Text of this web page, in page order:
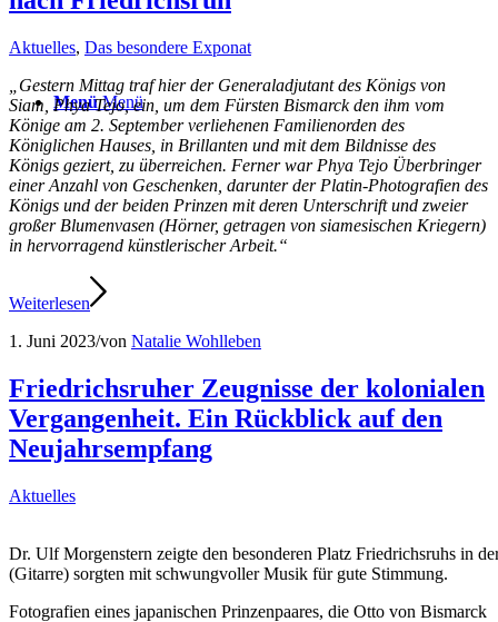
Menü Menü
Aktuelles, Das besondere Exponat
„Gestern Mittag traf hier der Generaladjutant des Königs von
Siam, Phya Tejo, ein, um dem Fürsten Bismarck den ihm vom
Könige am 2. September verliehenen Familienorden des
Königlichen Hauses, in Brillanten und mit dem Bildnisse des
Königs geziert, zu überreichen. Ferner war Phya Tejo Überbringer
einer Anzahl von Geschenken, darunter der Platin-Photografien des
Königs und der beiden Prinzen mit deren Unterschrift und zweier
großer Blumenvasen (Hörner, getragen von siamesischen Kriegern)
in hervorragend künstlerischer Arbeit.“
Weiterlesen
1. Juni 2023/von Natalie Wohlleben
Friedrichsruher Zeugnisse der kolonialen
Vergangenheit. Ein Rückblick auf den
Neujahrsempfang
Aktuelles
Dr. Ulf Morgenstern zeigte den besonderen Platz Friedrichsruhs in
(Gitarre) sorgten mit schwungvoller Musik für gute Stimmung.
Fotografien eines japanischen Prinzenpaares, die Otto von Bismarck